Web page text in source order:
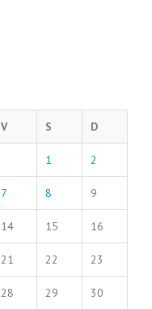
V S D
1 2
7 8 9
14 15 16
21 22 23
28 29 30